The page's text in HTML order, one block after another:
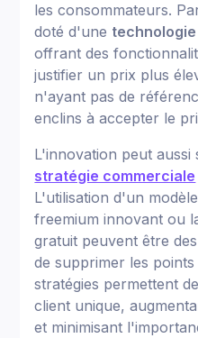
les consommateurs.
doté d'une
offrant des
justifier un prix plus
n'ayant pas de
enclins à accepter le
L'innovation peut aussi
stratégie commerciale
L'utilisation d'un
freemium innovant ou
gratuit peuvent être
de supprimer les
stratégies permettent
client unique,
et minimisant